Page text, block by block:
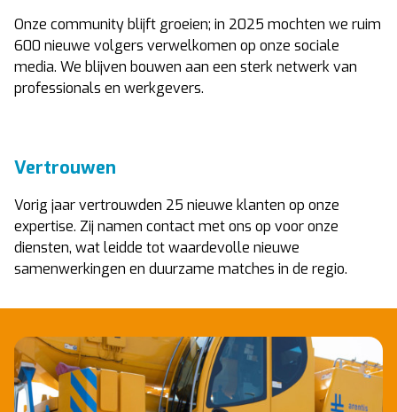
Onze community blijft groeien; in 2025 mochten we ruim
600 nieuwe volgers verwelkomen op onze sociale
media. We blijven bouwen aan een sterk netwerk van
professionals en werkgevers.
Vertrouwen
Vorig jaar vertrouwden 25 nieuwe klanten op onze
expertise. Zij namen contact met ons op voor onze
diensten, wat leidde tot waardevolle nieuwe
samenwerkingen en duurzame matches in de regio.